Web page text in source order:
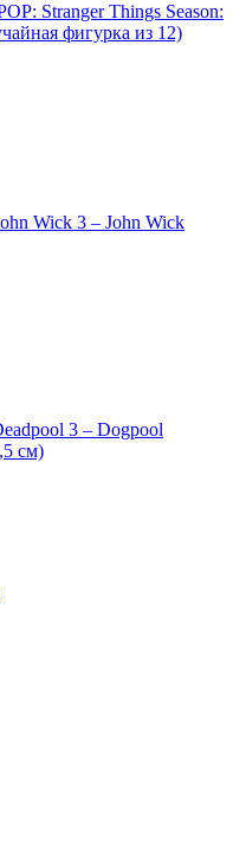
Stranger Things Season:
фигурка из 12)
Wick 3 – John Wick
3 – Dogpool
см)